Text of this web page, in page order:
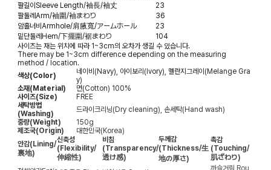
팔길이Sleeve Length/袖長/袖丈
23
팔둘레Arm/袖圍/袖まわり
36
암홀너비Armhole/肩腋寬/アームホール
23
밑단둘레Hem/下擺圍/裾まわり
104
사이즈는 재는 위치에 따라 1~3cm의 오차가 생길 수 있습니다.
There may be 1~3cm difference depending on the measuring
method / location.
색상(Color)
네이비(Navy), 아이보리(Ivory), 멜란지그레이(Melange Gra
y)
소재(Material)
면(Cotton) 100%
사이즈(Size)
FREE
세탁방법
(Washing)
드라이크리닝(Dry cleaning), 손세탁(Hand wash)
중량(Weight)
150g
제조국(Origin)
대한민국(Korea)
안감(Lining/
裏地)
신축성
(Flexibility/
伸縮性)
비침
(Transparency/
透け感)
두께감
(Thickness/生
地の厚さ)
촉감
(Touching/
肌ざわり)
까슬거림 Rou